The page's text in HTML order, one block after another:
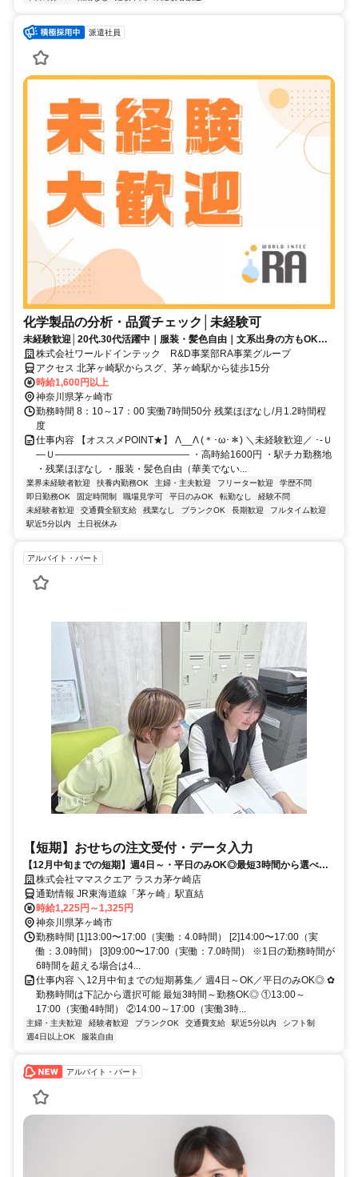
派遣社員
化学製品の分析・品質チェック│未経験可
未経験歓迎│20代.30代活躍中｜服装・髪色自由｜文系出身の方もOK◎
｜休憩室完備
株式会社ワールドインテック R&D事業部RA事業グループ
アクセス 北茅ヶ崎駅からスグ、茅ヶ崎駅から徒歩15分
時給1,600円以上
神奈川県茅ヶ崎市
勤務時間 8：10～17：00 実働7時間50分 残業ほぼなし/月1.2時間程
度
仕事内容 【オススメPOINT★】 Λ__Λ (＊･ω･＊) ＼未経験歓迎／ ･-Ｕ
―Ｕ―――――――――――――― ・高時給1600円 ・駅チカ勤務地
・残業ほぼなし ・服装・髪色自由（華美でない...
業界未経験者歓迎 扶養内勤務OK 主婦・主夫歓迎 フリーター歓迎
学歴不問
即日勤務OK
固定時間制 職場見学可 平日のみOK 転勤なし
経験不問
未経験者歓迎
交通費全額支給 残業なし ブランクOK 長期歓迎
フルタイム歓迎
駅近5分以内
土日祝休み
アルバイト・パート
【短期】おせちの注文受付・データ入力
【12月中旬までの短期】週4日～・平日のみOK◎最短3時間から選べる
おせちの注文受付／未経験・ブランクある方も大歓迎
株式会社ママスクエア ラスカ茅ケ崎店
通勤情報 JR東海道線「茅ヶ崎」駅直結
時給1,225円～1,325円
神奈川県茅ヶ崎市
勤務時間 [1]13:00〜17:00（実働：4.0時間） [2]14:00〜17:00（実
働：3.0時間） [3]09:00〜17:00（実働：7.0時間） ※1日の勤務時間が
6時間を超える場合は4...
仕事内容 ＼12月中旬までの短期募集／ 週4日～OK／平日のみOK◎ ✿
勤務時間は下記から選択可能 最短3時間～勤務OK◎ ①13:00～
17:00（実働4時間） ②14:00～17:00（実働3時...
主婦・主夫歓迎 経験者歓迎 ブランクOK 交通費支給 駅近5分以内
シフト制
週4日以上OK
服装自由
アルバイト・パート